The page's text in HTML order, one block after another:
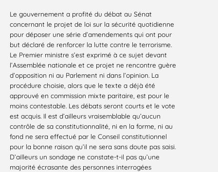
Le gouvernement a profité du débat au Sénat
concernant le projet de loi sur la sécurité quotidienne
pour déposer une série d’amendements qui ont pour
but déclaré de renforcer la lutte contre le terrorisme.
Le Premier ministre s’est exprimé à ce sujet devant
l’Assemblée nationale et ce projet ne rencontre guère
d’opposition ni au Parlement ni dans l’opinion. La
procédure choisie, alors que le texte a déjà été
approuvé en commission mixte paritaire, est pour le
moins contestable. Les débats seront courts et le vote
est acquis. Il est d’ailleurs vraisemblable qu’aucun
contrôle de sa constitutionnalité, ni en la forme, ni au
fond ne sera effectué par le Conseil constitutionnel
pour la bonne raison qu’il ne sera sans doute pas saisi.
D’ailleurs un sondage ne constate-t-il pas qu’une
majorité écrasante des personnes interrogées